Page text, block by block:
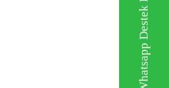
Whatsapp Destek Hattı